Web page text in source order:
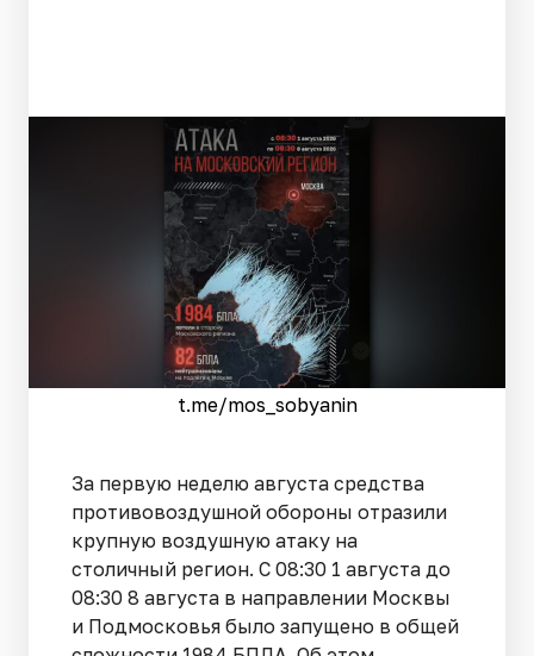
t.me/mos_sobyanin
За первую неделю августа средства
противовоздушной обороны отразили
крупную воздушную атаку на
столичный регион. С 08:30 1 августа до
08:30 8 августа в направлении Москвы
и Подмосковья было запущено в общей